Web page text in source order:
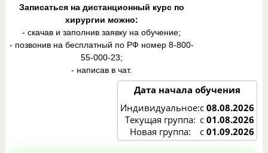
Записаться на дистанционный курс по
хирургии можно:
- скачав и заполнив заявку на обучение;
- позвонив на бесплатный по РФ номер 8-800-
55-000-23;
- написав в чат.
Дата начала обучения
Индивидуальное:с08.08.2026
Текущая группа: с01.08.2026
Новая группа:
с01.09.2026